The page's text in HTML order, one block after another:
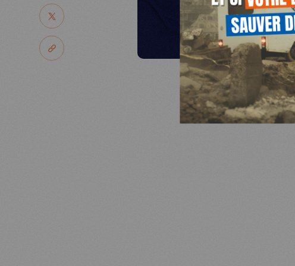
NOUS SOUTENIR
NOUS REJOINDRE
RESSOURCES
⬇️
PARTAGER
PARTAGER LE LIEN
JE DEMANDE MA